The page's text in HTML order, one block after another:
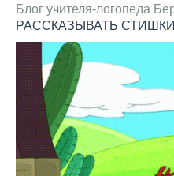
Блог учителя-логопеда
РАССКАЗЫВАТЬ